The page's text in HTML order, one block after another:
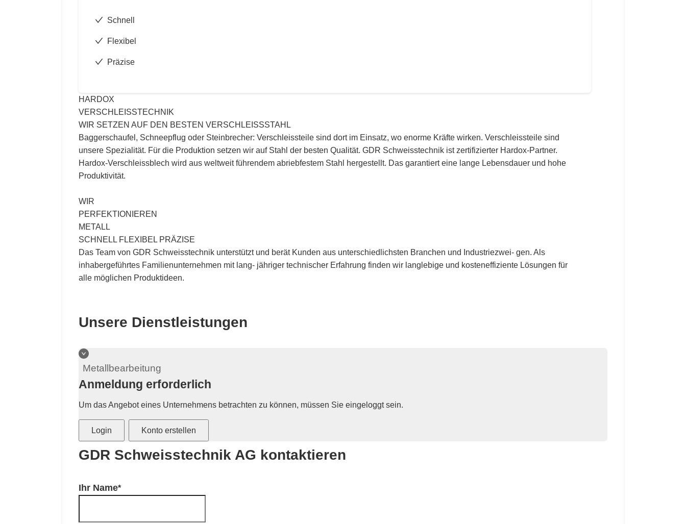
Schnell
Flexibel
Präzise
HARDOX
VERSCHLEISSTECHNIK
WIR SETZEN AUF DEN BESTEN VERSCHLEISSSTAHL
Baggerschaufel, Schneepflug oder Steinbrecher: Verschleissteile sind dort im Einsatz, wo enorme Kräfte wirken. Verschleissteile sind
unsere Spezialität. Für die Produktion setzen wir auf Stahl der besten Qualität. GDR Schweisstechnik ist zertifizierter Hardox-Partner.
Hardox-Verschleissblech wird aus weltweit führendem abriebfestem Stahl hergestellt. Das garantiert eine lange Lebensdauer und hohe
Produktivität.
WIR
PERFEKTIONIEREN
METALL
SCHNELL FLEXIBEL PRÄZISE
Das Team von GDR Schweisstechnik unterstützt und berät Kunden aus unterschiedlichsten Branchen und Industriezwei- gen. Als
inhabergeführtes Familienunternehmen mit lang- jähriger technischer Erfahrung finden wir langlebige und kosteneffiziente Lösungen für
alle möglichen Produktideen.
Unsere Dienstleistungen
Metallbearbeitung
Anmeldung erforderlich
Um das Angebot eines Unternehmens betrachten zu können, müssen Sie eingeloggt sein.
Login Konto erstellen
GDR Schweisstechnik AG kontaktieren
Ihr Name